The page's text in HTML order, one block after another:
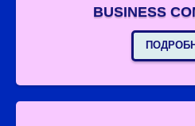
BUSINESS